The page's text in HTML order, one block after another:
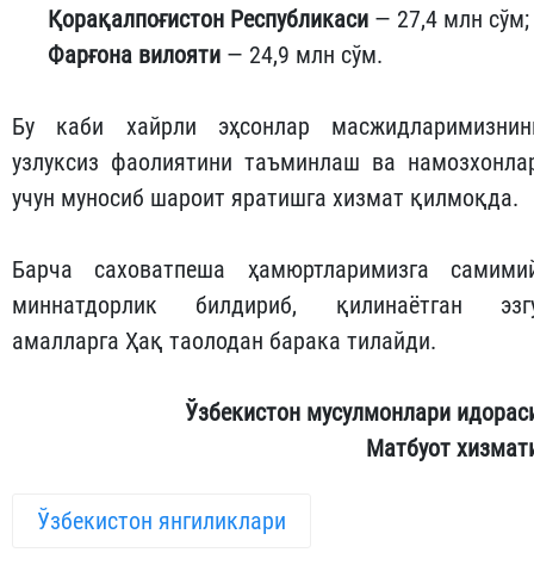
Қорақалпоғистон Республикаси — 27,4 млн сўм;
Фарғона вилояти — 24,9 млн сўм.
Бу каби хайрли эҳсонлар
узлуксиз фаолиятини таъминлаш ва
учун муносиб шароит яратишга хизмат қилмоқда.
Барча саховатпеша ҳамюртларимизга
миннатдорлик билдириб, қилинаётган
амалларга Ҳақ таолодан барака тилайди.
Ўзбекистон мусулмонлари
Матбуот
Ўзбекистон янгиликлари